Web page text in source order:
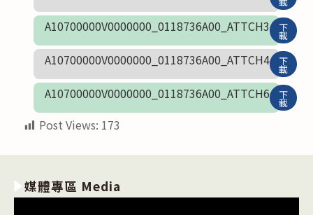
A10700000V0000000_0118736A00_ATTCH3 下
載
A10700000V0000000_0118736A00_ATTCH4 下
載
A10700000V0000000_0118736A00_ATTCH6 下
載
Post Views: 173
媒體專區 Media